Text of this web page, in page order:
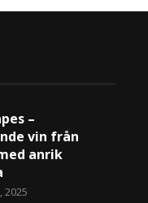
–
vin från
anrik
2025